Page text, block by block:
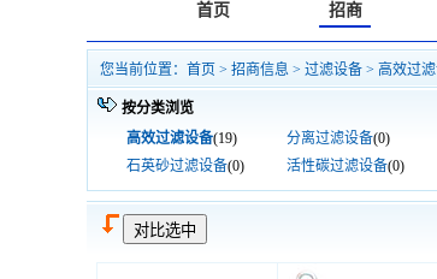
首页 招商
您当前位置： 首页 > 招商信息 > 过滤设备 > 高效过
按分类浏览
高效过滤设备(19) 分离过滤设备(0)
石英砂过滤设备(0) 活性碳过滤设备(0)